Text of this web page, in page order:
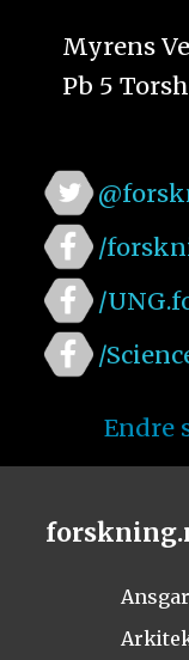
Myrens
Pb 5
/
/
/
Endre